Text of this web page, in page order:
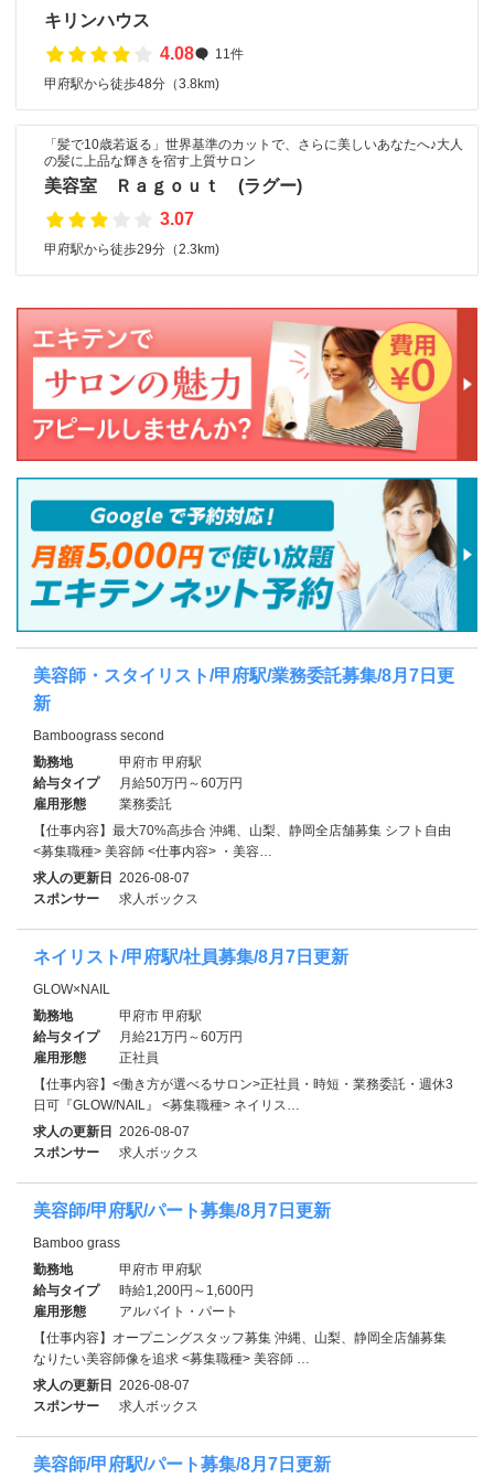
キリンハウス
4.08
11件
甲府駅から徒歩48分（3.8km)
「髪で10歳若返る」世界基準のカットで、さらに美しいあなたへ♪大人
の髪に上品な輝きを宿す上質サロン
美容室 Ｒａｇｏｕｔ (ラグー)
3.07
甲府駅から徒歩29分（2.3km)
美容師・スタイリスト/甲府駅/業務委託募集/8月7日更
新
Bamboograss second
勤務地
甲府市 甲府駅
給与タイプ
月給50万円～60万円
雇用形態
業務委託
【仕事内容】最大70%高歩合 沖縄、山梨、静岡全店舗募集 シフト自由
<募集職種> 美容師 <仕事内容> ・美容…
求人の更新日 2026-08-07
スポンサー
求人ボックス
ネイリスト/甲府駅/社員募集/8月7日更新
GLOW×NAIL
勤務地
甲府市 甲府駅
給与タイプ
月給21万円～60万円
雇用形態
正社員
【仕事内容】<働き方が選べるサロン>正社員・時短・業務委託・週休3
日可『GLOW/NAIL』 <募集職種> ネイリス…
求人の更新日 2026-08-07
スポンサー
求人ボックス
美容師/甲府駅/パート募集/8月7日更新
Bamboo grass
勤務地
甲府市 甲府駅
給与タイプ
時給1,200円～1,600円
雇用形態
アルバイト・パート
【仕事内容】オープニングスタッフ募集 沖縄、山梨、静岡全店舗募集
なりたい美容師像を追求 <募集職種> 美容師 …
求人の更新日 2026-08-07
スポンサー
求人ボックス
美容師/甲府駅/パート募集/8月7日更新